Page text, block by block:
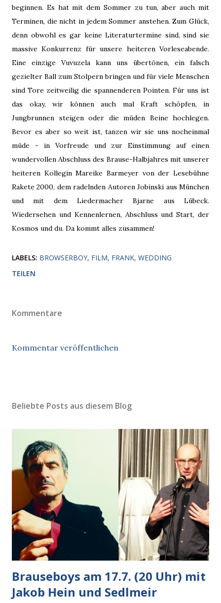
beginnen. Es hat mit dem Sommer zu tun, aber auch mit
Terminen, die nicht in jedem Sommer anstehen. Zum Glück,
denn obwohl es gar keine Literaturtermine sind, sind sie
massive Konkurrenz für unsere heiteren Vorleseabende.
Eine einzige Vuvuzela kann uns übertönen, ein falsch
gezielter Ball zum Stolpern bringen und für viele Menschen
sind Tore zeitweilig die spannenderen Pointen. Für uns ist
das okay, wir können auch mal Kraft schöpfen, in
Jungbrunnen steigen oder die müden Beine hochlegen.
Bevor es aber so weit ist, tanzen wir sie uns nocheinmal
müde - in Vorfreude und zur Einstimmung auf einen
wundervollen Abschluss des Brause-Halbjahres mit unserer
heiteren Kollegin Mareike Barmeyer von der Lesebühne
Rakete 2000, dem radelnden Autoren Jobinski aus München
und mit dem Liedermacher Bjarne aus Lübeck.
Wiedersehen und Kennenlernen, Abschluss und Start, der
Kosmos und du. Da kommt alles zusammen!
LABELS: BROWSERBOY FILM FRANK WEDDING
TEILEN
Kommentare
Kommentar veröffentlichen
Beliebte Posts aus diesem Blog
Brauseboys am 17.7. (20 Uhr) mit
Jakob Hein und Sedlmeir